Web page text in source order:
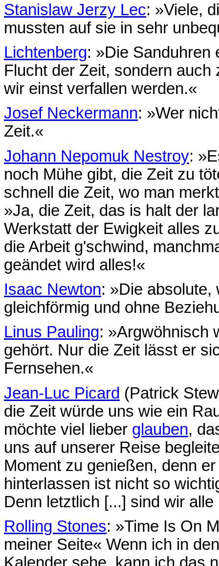
Stanislaw Jerzy Lec: »Viele,
mussten auf sie in sehr
Lichtenberg: »Die Sanduhren
Flucht der Zeit, sondern
wir einst verfallen werden.«
Josef Neckermann: »Wer
Zeit.«
Johann Nepomuk Nestroy:
noch Mühe gibt, die Zeit zu
schnell die Zeit, wo man
»Ja, die Zeit, das is halt der
Werkstatt der Ewigkeit alles
die Arbeit g'schwind,
geändet wird alles!«
Isaac Newton: »Die absolute,
gleichförmig und ohne
Linus Pauling: »Argwöhnisch
gehört. Nur die Zeit lässt er
Fernsehen.«
Jean-Luc Picard (Patrick
die Zeit würde uns wie ein
möchte viel lieber glauben,
uns auf unserer Reise
Moment zu genießen, denn
hinterlassen ist nicht so
Denn letztlich [...] sind wir
Rolling Stones: »Time Is On
meiner Seite« Wenn ich in